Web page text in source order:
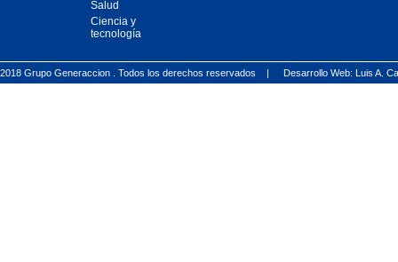
Salud
Ciencia y
tecnología
2018 Grupo Generaccion . Todos los derechos reservados | Desarrollo Web: Luis